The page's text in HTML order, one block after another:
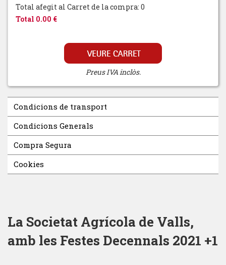
Total afegit al Carret de la compra: 0
Total 0.00 €
Preus IVA inclòs.
Condicions de transport
Condicions Generals
Compra Segura
Cookies
La Societat Agrícola de Valls,
amb les Festes Decennals 2021 +1